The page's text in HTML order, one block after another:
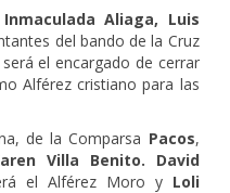
Inmaculada Aliaga, Luis
del bando de la Cruz
será el encargado de cerrar
Alférez cristiano para las
de la Comparsa Pacos,
Villa Benito. David
el Alférez Moro yLoli